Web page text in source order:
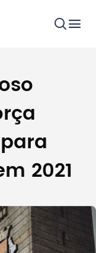
2021